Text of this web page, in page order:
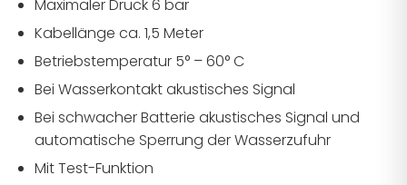
Maximaler Druck 6 bar
Kabellänge ca. 1,5 Meter
Betriebstemperatur 5° – 60° C
Bei Wasserkontakt akustisches Signal
Bei schwacher Batterie akustisches Signal und
automatische Sperrung der Wasserzufuhr
Mit Test-Funktion